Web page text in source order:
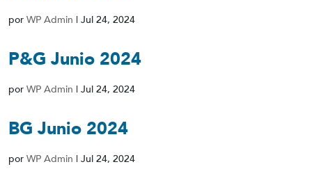
por WP Admin | Jul 24, 2024
P&G Junio 2024
por WP Admin | Jul 24, 2024
BG Junio 2024
por WP Admin | Jul 24, 2024